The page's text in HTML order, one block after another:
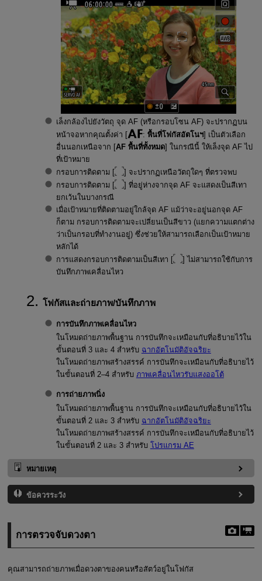
เล็งกล้องไปยังวัตถุ จุด AF (หรือกรอบโซน AF) จะปรากฏบน
หน้าจอหากคุณตั้งค่า [
: พื้นที่โฟกัสอัตโนฯ] เป็นตัวเลือก
อื่นนอกเหนือจาก [AF พื้นที่ทั้งหมด] ในกรณีนี้ ให้เล็งจุด AF ไป
ที่เป้าหมาย
กรอบการติดตาม [
] จะปรากฏเหนือวัตถุใดๆ ที่ตรวจพบ
กรอบการติดตาม [
] ที่อยู่ห่างจากจุด AF จะแสดงเป็นสีเทา
ยกเว้นในบางกรณี
เมื่อเป้าหมายที่ติดตามอยู่ใกล้จุด AF แม้ว่าจะอยู่นอกจุด AF
ก็ตาม กรอบการติดตามจะเปลี่ยนเป็นสีขาว (แยกความแตกต่าง
ว่าเป็นกรอบที่ทำงานอยู่) ซึ่งช่วยให้สามารถเลือกเป็นเป้าหมาย
หลักได้
การแสดงกรอบการติดตามเป็นสีเทา [
] ไม่สามารถใช้กับการ
บันทึกภาพเคลื่อนไหว
โฟกัสและถ่ายภาพ/บันทึกภาพ
การบันทึกภาพเคลื่อนไหว
ในโหมดถ่ายภาพพื้นฐาน การบันทึกจะเหมือนกับที่อธิบายไว้ใน
ขั้นตอนที่ 3 และ 4 สำหรับ ฉากอัตโนมัติอัจฉริยะ
ในโหมดถ่ายภาพสร้างสรรค์ การบันทึกจะเหมือนกับที่อธิบายไว้
ในขั้นตอนที่ 2–4 สำหรับ ภาพเคลื่อนไหวรับแสงออโต้
การถ่ายภาพนิ่ง
ในโหมดถ่ายภาพพื้นฐาน การบันทึกจะเหมือนกับที่อธิบายไว้ใน
ขั้นตอนที่ 2 และ 3 สำหรับ ฉากอัตโนมัติอัจฉริยะ
ในโหมดถ่ายภาพสร้างสรรค์ การบันทึกจะเหมือนกับที่อธิบายไว้
ในขั้นตอนที่ 2 และ 3 สำหรับ โปรแกรม AE
หมายเหตุ
ข้อควรระวัง
การตรวจจับดวงตา
คุณสามารถถ่ายภาพเมื่อดวงตาของคนหรือสัตว์อยู่ในโฟกัส